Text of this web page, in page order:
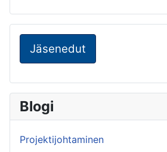
Jäsenedut
Blogi
Projektijohtaminen